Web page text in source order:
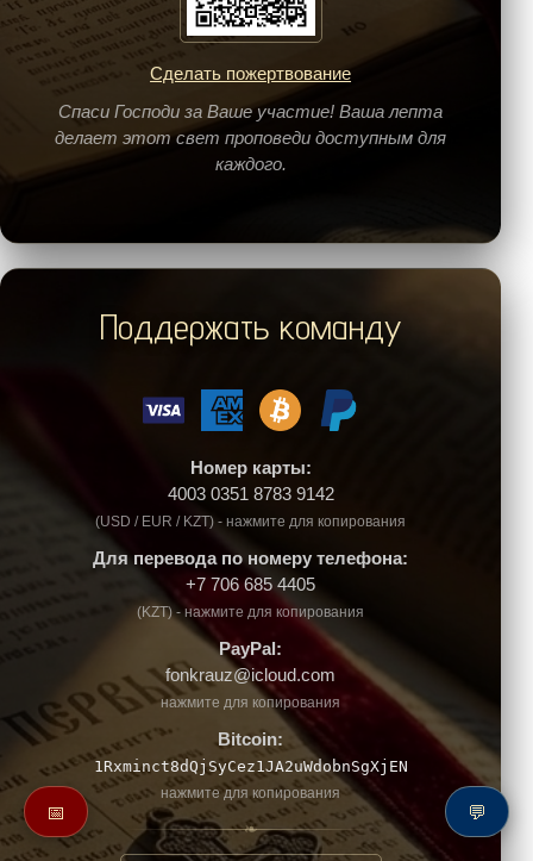
Сделать пожертвование
Спаси Господи за Ваше участие! Ваша лепта
делает этот свет проповеди доступным для
каждого.
Поддержать команду
Номер карты:
4003 0351 8783 9142
(USD / EUR / KZT) - нажмите для копирования
Для перевода по номеру телефона:
+7 706 685 4405
(KZT) - нажмите для копирования
PayPal:
fonkrauz@icloud.com
нажмите для копирования
Bitcoin:
1Rxminct8dQjSyCez1JA2uWdobnSgXjEN
нажмите для копирования
❧
📅 💬